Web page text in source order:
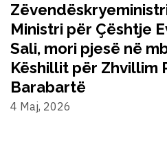
Ministri për Çështje
Sali, mori pjesë në
Këshillit për Zhvillim
Barabartë
4 Maj, 2026